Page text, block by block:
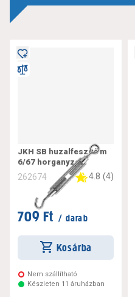
JKH SB huzalfeszítő m
6/67 horganyzott
262674 4.8 (4)
709 Ft / darab
Kosárba
Nem szállítható
Készleten 11 áruházban